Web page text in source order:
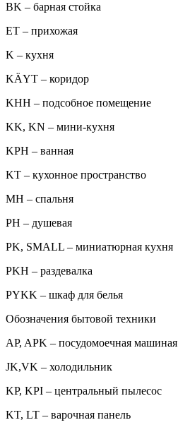
BK – барная стойка
ET – прихожая
K – кухня
KÄYT – коридор
KHH – подсобное помещение
KK, KN – мини-кухня
KPH – ванная
KT – кухонное пространство
MH – спальня
PH – душевая
PK, SMALL – миниатюрная кухня
PKH – раздевалка
PYKK – шкаф для белья
Обозначения бытовой техники
AP, APK – посудомоечная машиная
JK,VK – холодильник
KP, KPI – центральный пылесос
KT, LT – варочная панель